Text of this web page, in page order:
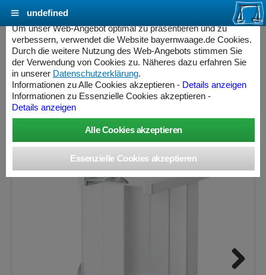
METTLER-TOLEDO Präzisionswaage
Excellence XPR5003S
Wägebereich: 5100 g, Ablesbarkeit: 1 mg, nicht eichfähig
Cookie Einstellungen - bayernwaage.de
Um unser Web-Angebot optimal zu präsentieren und zu
verbessern, verwendet die Website bayernwaage.de Cookies.
Durch die weitere Nutzung des Web-Angebots stimmen Sie
der Verwendung von Cookies zu. Näheres dazu erfahren Sie
in unserer Datenschutzerklärung.
Informationen zu Alle Cookies akzeptieren - Details anzeigen
Informationen zu Essenzielle Cookies akzeptieren -
Details anzeigen
undefined